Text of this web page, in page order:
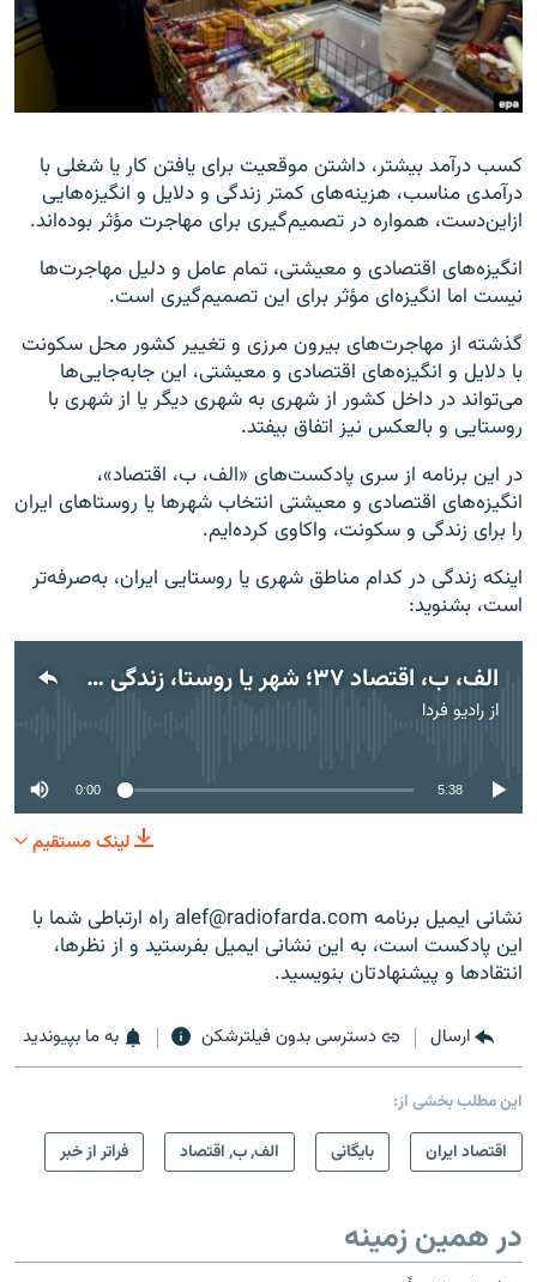
کسب درآمد بیشتر، داشتن موقعیت برای یافتن کار یا شغلی با
درآمدی مناسب، هزینه‌های کمتر زندگی و دلایل و انگیزه‌هایی
ازاین‌دست، همواره در تصمیم‌گیری برای مهاجرت مؤثر بوده‌اند.
انگیزه‌های اقتصادی و معیشتی، تمام عامل و دلیل مهاجرت‌ها
نیست اما انگیزه‌ای مؤثر برای این تصمیم‌گیری است.
گذشته از مهاجرت‌های بیرون مرزی و تغییر کشور محل سکونت
با دلایل و انگیزه‌های اقتصادی و معیشتی، این جابه‌جایی‌ها
می‌تواند در داخل کشور از شهری به شهری دیگر یا از شهری با
روستایی و بالعکس نیز اتفاق بیفتد.
در این برنامه از سری پادکست‌های «الف، ب، اقتصاد»،
انگیزه‌های اقتصادی و معیشتی انتخاب شهرها یا روستاهای ایران
را برای زندگی و سکونت، واکاوی کرده‌ایم.
اینکه زندگی در کدام مناطق شهری یا روستایی ایران، به‌صرفه‌تر
است، بشنوید:
الف، ب، اقتصاد ۳۷؛ شهر یا روستا، زندگی کجا به‌صرفه است؟
ازرادیو فردا
0:00 5:38
لینک مستقیم
نشانی ایمیل برنامه alef@radiofarda.com راه ارتباطی شما با
این پادکست است، به این نشانی ایمیل بفرستید و از نظرها،
انتقادها و پیشنهادتان بنویسید.
ارسال دسترسی بدون فیلترشکن به ما بپیوندید
این مطلب بخشی از:
اقتصاد ایران
بایگانی الف, ب, اقتصاد فراتر از خبر
در همین زمینه